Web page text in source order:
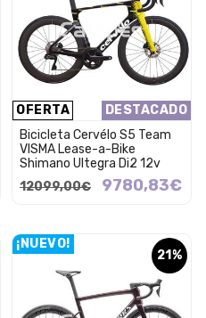
OFERTA DESTACADO
Bicicleta Cervélo S5 Team
VISMA Lease-a-Bike
Shimano Ultegra Di2 12v
12099,00€
9780,83€
21%
¡NUEVO!